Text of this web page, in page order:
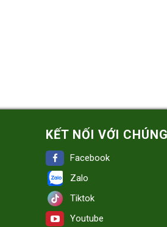
KẾT NỐI VỚI
Facebook
Zalo
Tiktok
Youtube